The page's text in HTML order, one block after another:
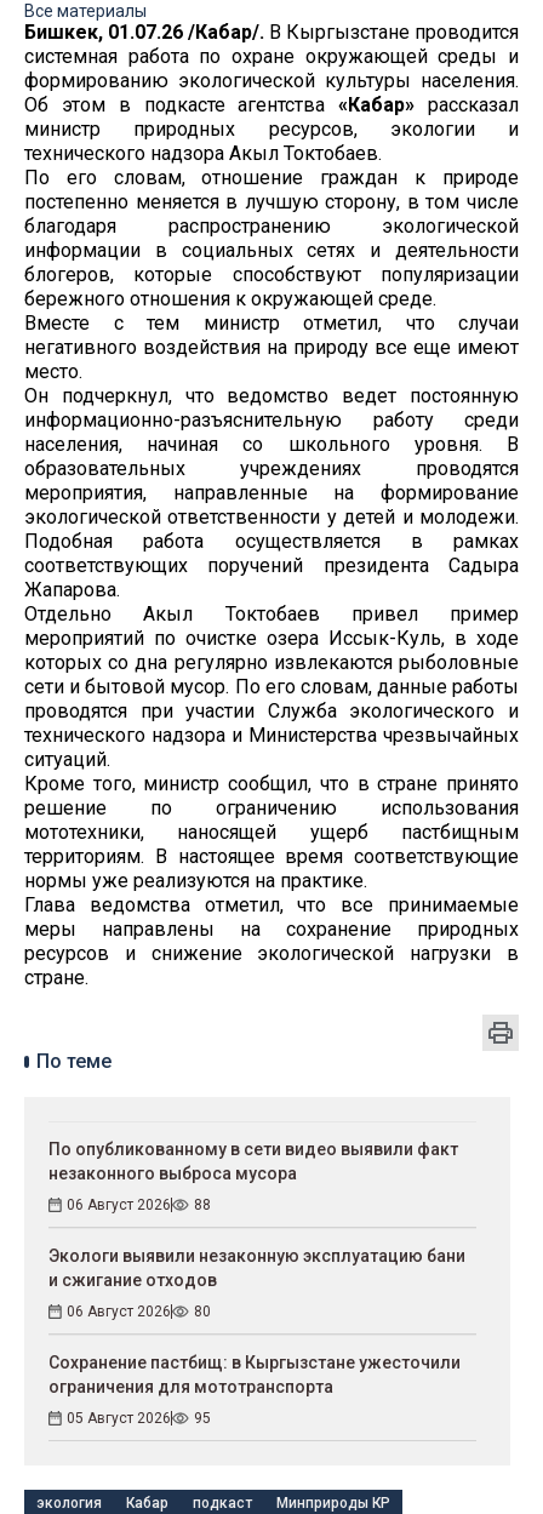
Все материалы
Бишкек, 01.07.26 /Кабар/. В Кыргызстане проводится
системная работа по охране окружающей среды и
формированию экологической культуры населения.
Об этом в подкасте агентства «Кабар» рассказал
министр природных ресурсов, экологии и
технического надзора Акыл Токтобаев.
По его словам, отношение граждан к природе
постепенно меняется в лучшую сторону, в том числе
благодаря распространению экологической
информации в социальных сетях и деятельности
блогеров, которые способствуют популяризации
бережного отношения к окружающей среде.
Вместе с тем министр отметил, что случаи
негативного воздействия на природу все еще имеют
место.
Он подчеркнул, что ведомство ведет постоянную
информационно-разъяснительную работу среди
населения, начиная со школьного уровня. В
образовательных учреждениях проводятся
мероприятия, направленные на формирование
экологической ответственности у детей и молодежи.
Подобная работа осуществляется в рамках
соответствующих поручений президента Садыра
Жапарова.
Отдельно Акыл Токтобаев привел пример
мероприятий по очистке озера Иссык-Куль, в ходе
которых со дна регулярно извлекаются рыболовные
сети и бытовой мусор. По его словам, данные работы
проводятся при участии Служба экологического и
технического надзора и Министерства чрезвычайных
ситуаций.
Кроме того, министр сообщил, что в стране принято
решение по ограничению использования
мототехники, наносящей ущерб пастбищным
территориям. В настоящее время соответствующие
нормы уже реализуются на практике.
Глава ведомства отметил, что все принимаемые
меры направлены на сохранение природных
ресурсов и снижение экологической нагрузки в
стране.
По теме
По опубликованному в сети видео выявили факт
незаконного выброса мусора
06 Август 2026 88
Экологи выявили незаконную эксплуатацию бани
и сжигание отходов
06 Август 2026 80
Сохранение пастбищ: в Кыргызстане ужесточили
ограничения для мототранспорта
05 Август 2026 95
экология Кабар подкаст Минприроды КР